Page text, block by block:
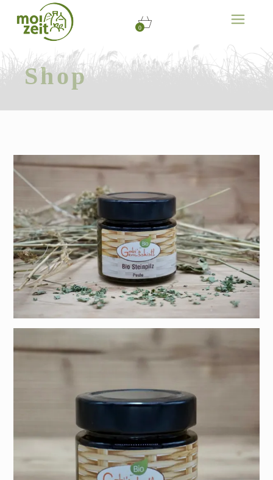
0
Shop